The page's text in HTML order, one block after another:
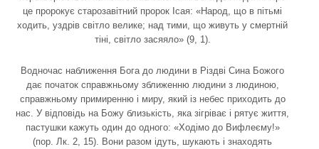
це пророкує старозавітний пророк Ісая: «Народ, що в пітьмі
ходить, уздрів світло велике; над тими, що живуть у смертній
тіні, світло засяяло» (9, 1).
Водночас наближення Бога до людини в Різдві Сина Божого
дає початок справжньому зближенню людини з людиною,
справжньому примиренню і миру, який із небес приходить до
нас. У відповідь на Божу близькість, яка зігріває і рятує життя,
пастушки кажуть один до одного: «Ходімо до Вифлеєму!»
(пор. Лк. 2, 15). Вони разом ідуть, шукають і знаходять